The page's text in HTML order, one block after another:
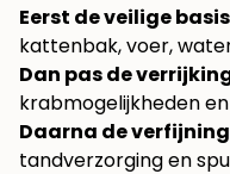
Eerst de veilige basis
kattenbak, voer,
Dan pas de
krabmogelijkheden
Daarna de verfijning
tandverzorging en